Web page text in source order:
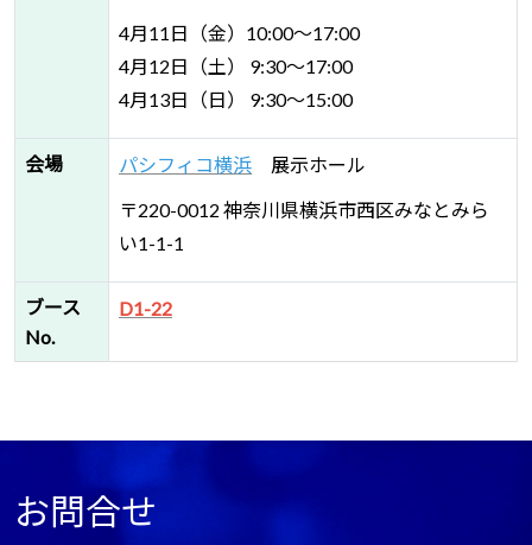
4月11日（金）10:00～17:00
4月12日（土） 9:30～17:00
4月13日（日） 9:30～15:00
会場 パシフィコ横浜 展示ホール
〒220-0012 神奈川県横浜市西区みなとみら
い1-1-1
ブース
No.
D1-22
お問合せ